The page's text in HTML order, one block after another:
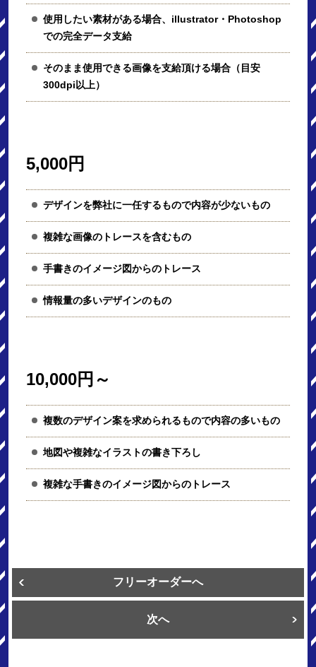
使用したい素材がある場合、illustrator・Photoshop
での完全データ支給
そのまま使用できる画像を支給頂ける場合（目安
300dpi以上）
5,000円
デザインを弊社に一任するもので内容が少ないもの
複雑な画像のトレースを含むもの
手書きのイメージ図からのトレース
情報量の多いデザインのもの
10,000円～
複数のデザイン案を求められるもので内容の多いもの
地図や複雑なイラストの書き下ろし
複雑な手書きのイメージ図からのトレース
フリーオーダーへ
次へ